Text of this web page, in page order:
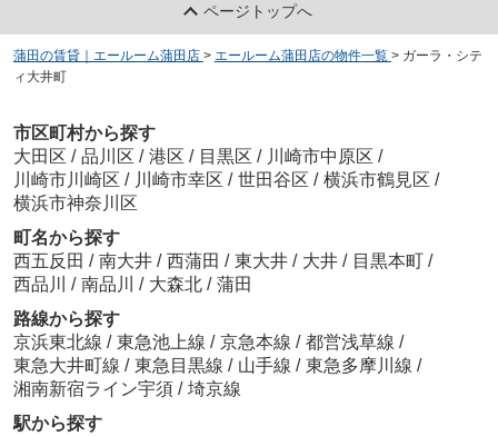
ページトップへ
蒲田の賃貸｜エールーム蒲田店 > エールーム蒲田店の物件一覧 > ガーラ・シテ
ィ大井町
市区町村から探す
大田区 / 品川区 / 港区 / 目黒区 / 川崎市中原区 /
川崎市川崎区 / 川崎市幸区 / 世田谷区 / 横浜市鶴見区 /
横浜市神奈川区
町名から探す
西五反田 / 南大井 / 西蒲田 / 東大井 / 大井 / 目黒本町 /
西品川 / 南品川 / 大森北 / 蒲田
路線から探す
京浜東北線 / 東急池上線 / 京急本線 / 都営浅草線 /
東急大井町線 / 東急目黒線 / 山手線 / 東急多摩川線 /
湘南新宿ライン宇須 / 埼京線
駅から探す